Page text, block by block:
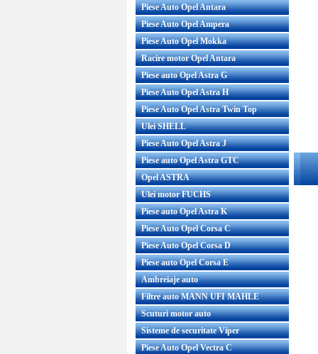
Piese Auto Opel Antara
Piese Auto Opel Ampera
Piese Auto Opel Mokka
Racire motor Opel Antara
Piese auto Opel Astra G
Piese Auto Opel Astra H
Piese Auto Opel Astra Twin Top
Ulei SHELL
Piese Auto Opel Astra J
Piese auto Opel Astra GTC
Opel ASTRA
Ulei motor FUCHS
Piese auto Opel Astra K
Piese Auto Opel Corsa C
Piese Auto Opel Corsa D
Piese auto Opel Corsa E
Ambreiaje auto
Filtre auto MANN UFI MAHLE
Scuturi motor auto
Sisteme de securitate Viper
Piese Auto Opel Vectra C